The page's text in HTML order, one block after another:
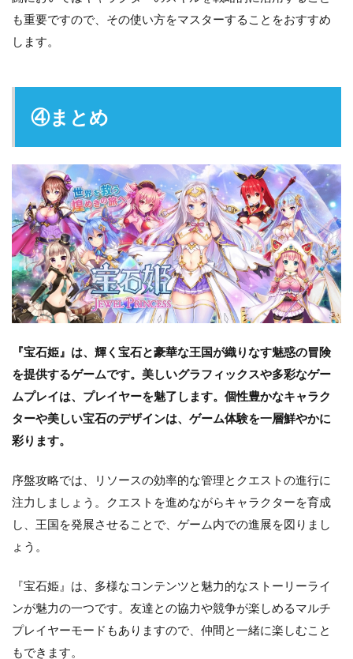
も重要ですので、その使い方をマスターすることをおすすめ
します。
④まとめ
『宝石姫』は、輝く宝石と豪華な王国が織りなす魅惑の冒険
を提供するゲームです。美しいグラフィックスや多彩なゲー
ムプレイは、プレイヤーを魅了します。個性豊かなキャラク
ターや美しい宝石のデザインは、ゲーム体験を一層鮮やかに
彩ります。
序盤攻略では、リソースの効率的な管理とクエストの進行に
注力しましょう。クエストを進めながらキャラクターを育成
し、王国を発展させることで、ゲーム内での進展を図りまし
ょう。
『宝石姫』は、多様なコンテンツと魅力的なストーリーライ
ンが魅力の一つです。友達との協力や競争が楽しめるマルチ
プレイヤーモードもありますので、仲間と一緒に楽しむこと
もできます。